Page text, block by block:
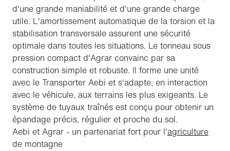
d'une grande maniabilité et d'une grande charge
utile. L'amortissement automatique de la torsion et la
stabilisation transversale assurent une sécurité
optimale dans toutes les situations. Le tonneau sous
pression compact d'Agrar convainc par sa
construction simple et robuste. Il forme une unité
avec le Transporter Aebi et s'adapte, en interaction
avec le véhicule, aux terrains les plus exigeants. Le
système de tuyaux traînés est conçu pour obtenir un
épandage précis, régulier et proche du sol.
Aebi et Agrar - un partenariat fort pour l'agriculture
de montagne